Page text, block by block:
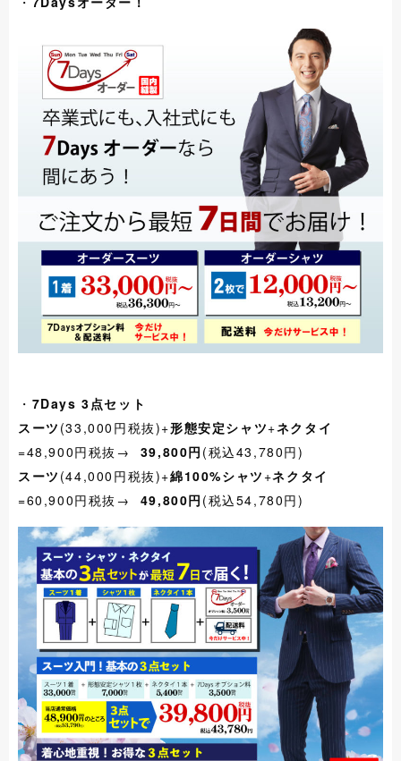
・ 7Days 3点セット
スーツ (33,000円税抜)+形態安定シャツ+ネクタイ
=48,900円税抜→
39,800円 (税込43,780円)
スーツ (44,000円税抜)+綿100%シャツ +ネクタイ
=60,900円税抜→
49,800円 (税込54,780円)